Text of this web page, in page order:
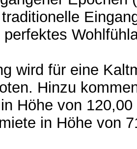
wird für eine
Hinzu
Höhe von
in Höhe von